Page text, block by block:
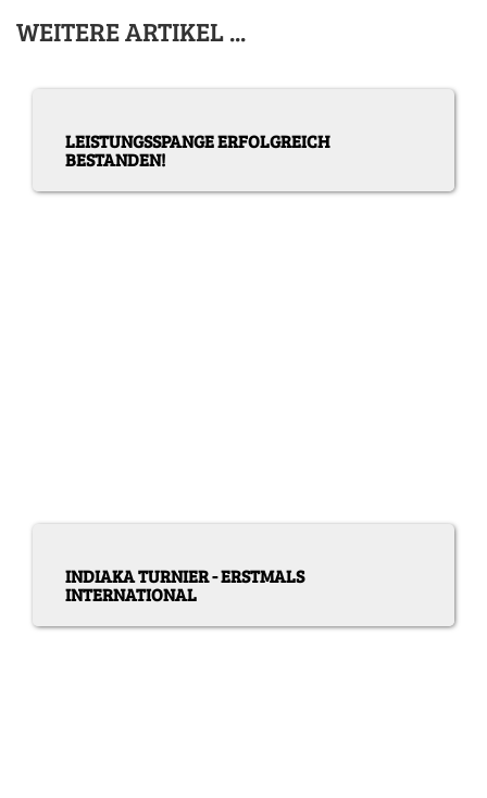
WEITERE ARTIKEL ...
LEISTUNGSSPANGE ERFOLGREICH
BESTANDEN!
INDIAKA TURNIER - ERSTMALS
INTERNATIONAL